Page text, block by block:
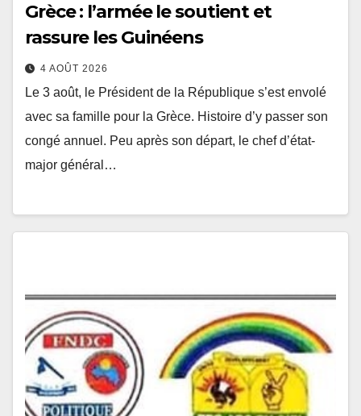
Grèce : l’armée le soutient et
rassure les Guinéens
4 AOÛT 2026
Le 3 août, le Président de la République s’est envolé
avec sa famille pour la Grèce. Histoire d’y passer son
congé annuel. Peu après son départ, le chef d’état-
major général…